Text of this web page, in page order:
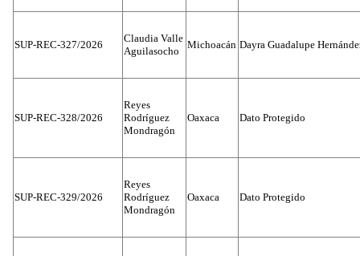
SUP-REC-327/2026
Claudia Valle
Aguilasocho
Michoacán Dayra Guadalupe
SUP-REC-328/2026
Reyes
Rodríguez
Mondragón
Oaxaca Dato Protegido
SUP-REC-329/2026
Reyes
Rodríguez
Mondragón
Oaxaca Dato Protegido